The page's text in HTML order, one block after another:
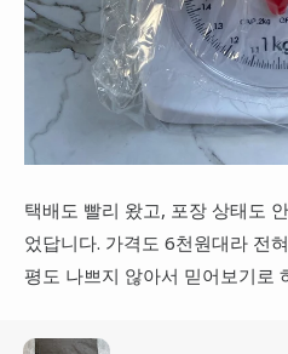
택배도 빨리 왔고, 포장 상태도
었답니다. 가격도 6천원대라 전
평도 나쁘지 않아서 믿어보기로